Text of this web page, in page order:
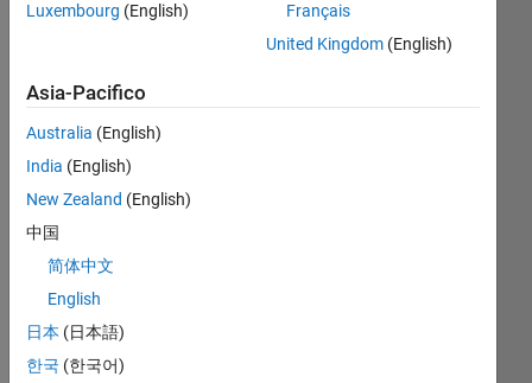
I'm
tryi
ng
to
ME
RR
a
fro
Luxembourg (English)
Français
United Kingdom(English)
Asia-Pacifico
Australia (English)
India (English)
New Zealand (English)
中国
简体中文
English
日本 (日本語)
한국 (한국어)